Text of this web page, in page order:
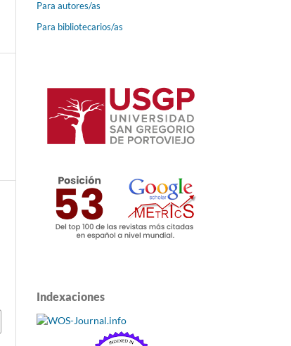
Para autores/as
Para bibliotecarios/as
Indexaciones